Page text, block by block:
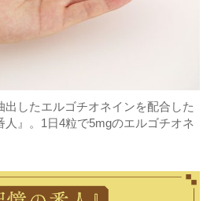
したエルゴチオネインを配合した
』。1日4粒で5mgのエルゴチオネ